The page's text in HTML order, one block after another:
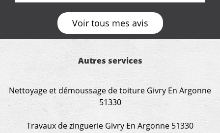
ne se trouve que chez les pationnés de leur métier.
Merci a ce monsieur pour sa disponibilité
Voir tous mes avis
Autres services
Nettoyage et démoussage de toiture Givry En Argonne
51330
Travaux de zinguerie Givry En Argonne 51330